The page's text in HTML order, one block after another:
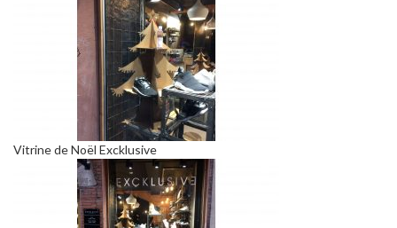
Vitrine de Noël Excklusive